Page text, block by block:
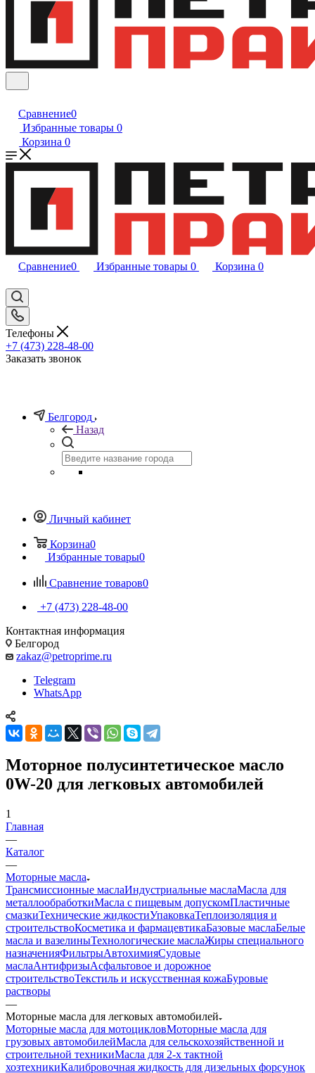
Сравнение0
Избранные товары 0
Корзина 0
Сравнение0 Избранные товары 0 Корзина 0
Телефоны
+7 (473) 228-48-00
Заказать звонок
Белгород
Назад
Личный кабинет
Корзина0
Избранные товары0
Сравнение товаров0
+7 (473) 228-48-00
Контактная информация
Белгород
zakaz@petroprime.ru
Telegram
WhatsApp
Моторное полусинтетическое масло
0W-20 для легковых автомобилей
1
Главная
—
Каталог
—
Моторные масла
Трансмиссионные маслаИндустриальные маслаМасла для
металлообработкиМасла с пищевым допускомПластичные
смазкиТехнические жидкостиУпаковкаТеплоизоляция и
строительствоКосметика и фармацевтикаБазовые маслаБелые
масла и вазелиныТехнологические маслаЖиры специального
назначенияФильтрыАвтохимияСудовые
маслаАнтифризыАсфальтовое и дорожное
строительствоТекстиль и искусственная кожаБуровые
растворы
—
Моторные масла для легковых автомобилей
Моторные масла для мотоцикловМоторные масла для
грузовых автомобилейМасла для сельскохозяйственной и
строительной техникиМасла для 2-х тактной
хозтехникиКалибровочная жидкость для дизельных форсунок